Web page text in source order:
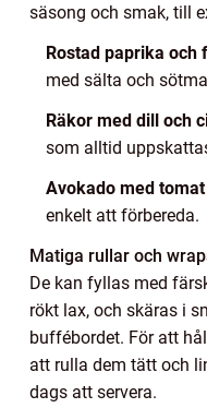
säsong och smak, till
Rostad paprika och
med sälta och
Räkor med dill och
som alltid
Avokado med
enkelt att förbereda.
Matiga rullar och
De kan fyllas med
rökt lax, och skäras i
buffébordet. För att
att rulla dem tätt och
dags att servera.